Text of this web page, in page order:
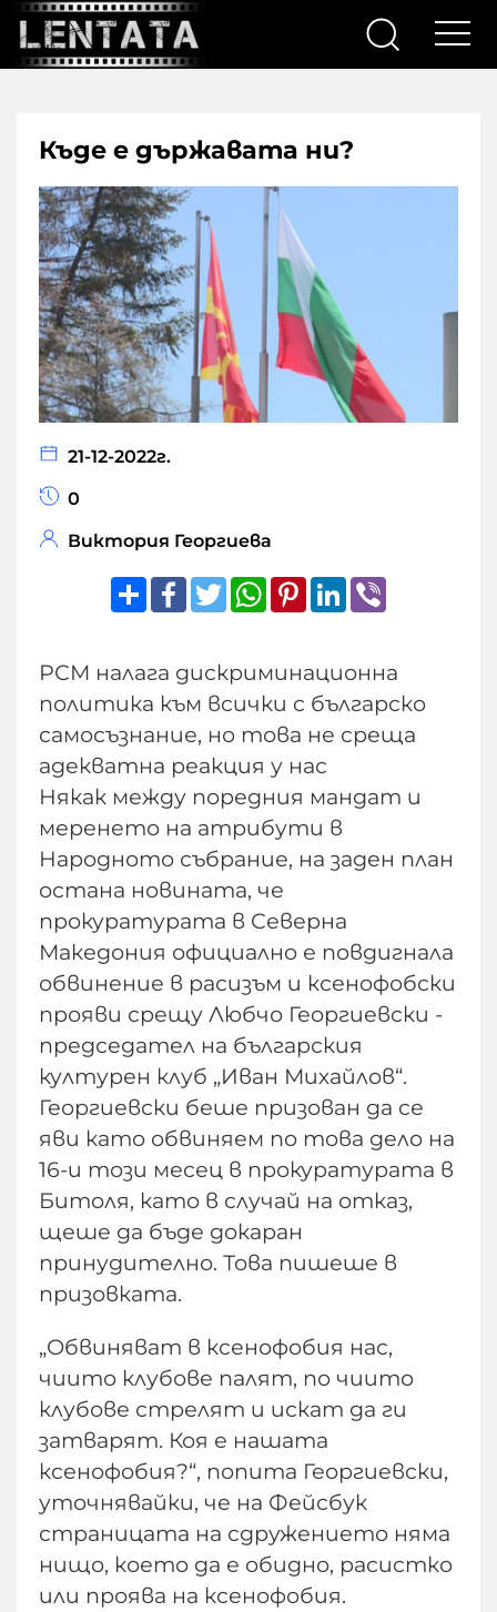
Къде е държавата ни?
21-12-2022г.
0
Виктория Георгиева
ShareFacebook
TwitterWhatsApp
Pinterest
LinkedIn
РСМ налага дискриминационна
политика към всички с българско
самосъзнание, но това не среща
адекватна реакция у нас
Някак между поредния мандат и
меренето на атрибути в
Народното събрание, на заден план
остана новината, че
прокуратурата в Северна
Македония официално е повдигнала
обвинение в расизъм и ксенофобски
прояви срещу Любчо Георгиевски -
председател на българския
културен клуб „Иван Михайлов“.
Георгиевски беше призован да се
яви като обвиняем по това дело на
16-и този месец в прокуратурата в
Битоля, като в случай на отказ,
щеше да бъде докаран
принудително. Това пишеше в
призовката.
„Обвиняват в ксенофобия нас,
чиито клубове палят, по чиито
клубове стрелят и искат да ги
затварят. Коя е нашата
ксенофобия?“, попита Георгиевски,
уточнявайки, че на Фейсбук
страницата на сдружението няма
нищо, което да е обидно, расистко
или проява на ксенофобия.